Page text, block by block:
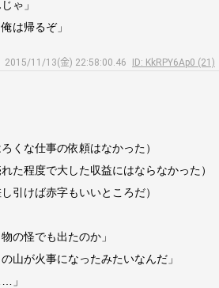
ゃ」
は帰るぞ」
2015/11/13(金) 22:58:00.46
ID: KkRPY6Ap0 (21)
くな仕事の依頼はなかった）
た程度で大した収益にはならなかった）
引けば赤字もいいところだ）
の怪でも出たのか」
山が火事になったみたいなんだ」
」